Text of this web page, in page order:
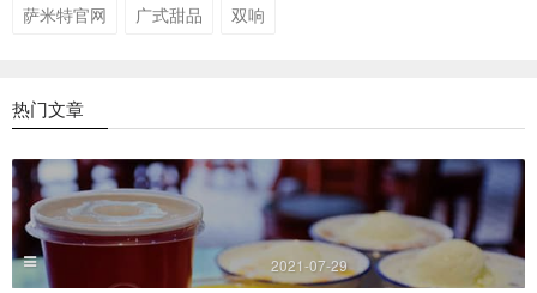
萨米特官网
广式甜品 双响
热门文章
2021-07-29